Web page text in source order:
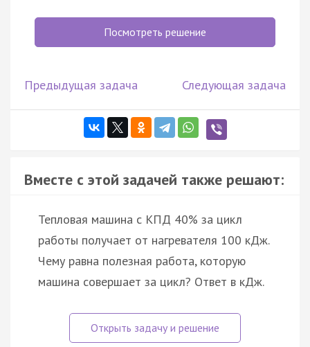
Посмотреть решение
Предыдущая задача Следующая задача
Вместе с этой задачей также решают:
Тепловая машина с КПД 40% за цикл
работы получает от нагревателя 100 кДж.
Чему равна полезная работа, которую
машина совершает за цикл? Ответ в кДж.